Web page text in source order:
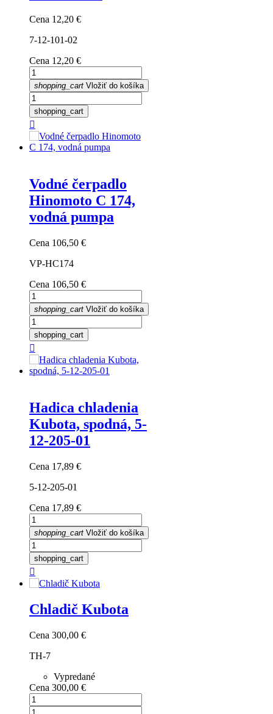
Cena 12,20 €
7-12-101-02
Cena 12,20 €
shopping_cart Vložiť do košíka
shopping_cart

Vodné čerpadlo
Hinomoto C 174,
vodná pumpa
Cena 106,50 €
VP-HC174
Cena 106,50 €
shopping_cart Vložiť do košíka
shopping_cart

Hadica chladenia
Kubota, spodná, 5-
12-205-01
Cena 17,89 €
5-12-205-01
Cena 17,89 €
shopping_cart Vložiť do košíka
shopping_cart

Chladič Kubota
Cena 300,00 €
TH-7
Vypredané
Cena 300,00 €